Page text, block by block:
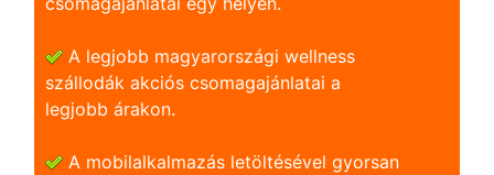
A legjobb magyarországi wellness
szállodák akciós csomagajánlatai a
legjobb árakon.
A mobilalkalmazás letöltésével gyorsan